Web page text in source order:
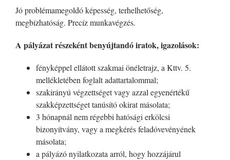
Jó problémamegoldó képesség, terhelhetőség,
megbízhatóság. Precíz munkavégzés.
A pályázat részeként benyújtandó iratok, igazolások:
fényképpel ellátott szakmai önéletrajz, a Kttv. 5.
mellékletében foglalt adattartalommal;
szakirányú végzettséget vagy azzal egyenértékű
szakképzettséget tanúsító okirat másolata;
3 hónapnál nem régebbi hatósági erkölcsi
bizonyítvány, vagy a megkérés feladóvevényének
másolata;
a pályázó nyilatkozata arról, hogy hozzájárul